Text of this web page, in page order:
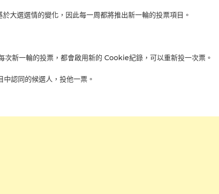
大選選情的變化，因此每一周都將推出新一輪的投票項目。
新一輪的投票，都會啟用新的 Cookie紀錄，可以重新投一次票。
認同的候選人，投他一票。